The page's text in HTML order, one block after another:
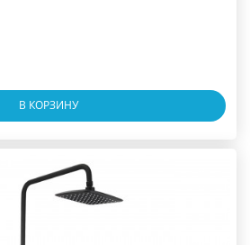
В КОРЗИНУ